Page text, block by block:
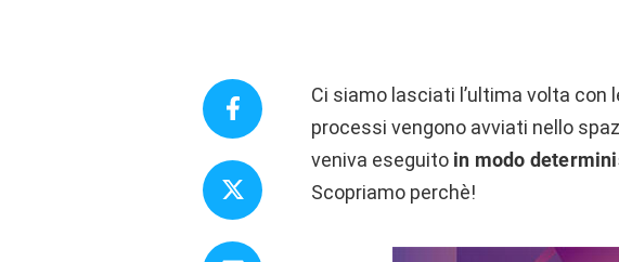
Ci siamo lasciati l’ultima volta con
processi vengono avviati nello
veniva eseguito in modo
Scopriamo perchè!